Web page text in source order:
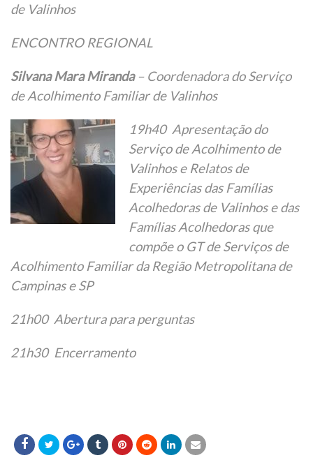
de Valinhos
ENCONTRO REGIONAL
Silvana Mara Miranda– Coordenadora do Serviço
de Acolhimento Familiar de Valinhos
19h40 Apresentação do
Serviço de Acolhimento de
Valinhos e Relatos de
Experiências das Famílias
Acolhedoras de Valinhos e das
Famílias Acolhedoras que
compõe o GT de Serviços de
Acolhimento Familiar da Região Metropolitana de
Campinas e SP
21h00 Abertura para perguntas
21h30 Encerramento